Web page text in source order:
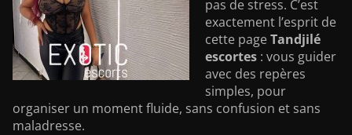
pas de stress. C’est
exactement l’esprit de
cette pageTandjilé
escortes : vous guider
avec des repères
simples, pour
organiser un moment fluide, sans confusion et sans
maladresse.